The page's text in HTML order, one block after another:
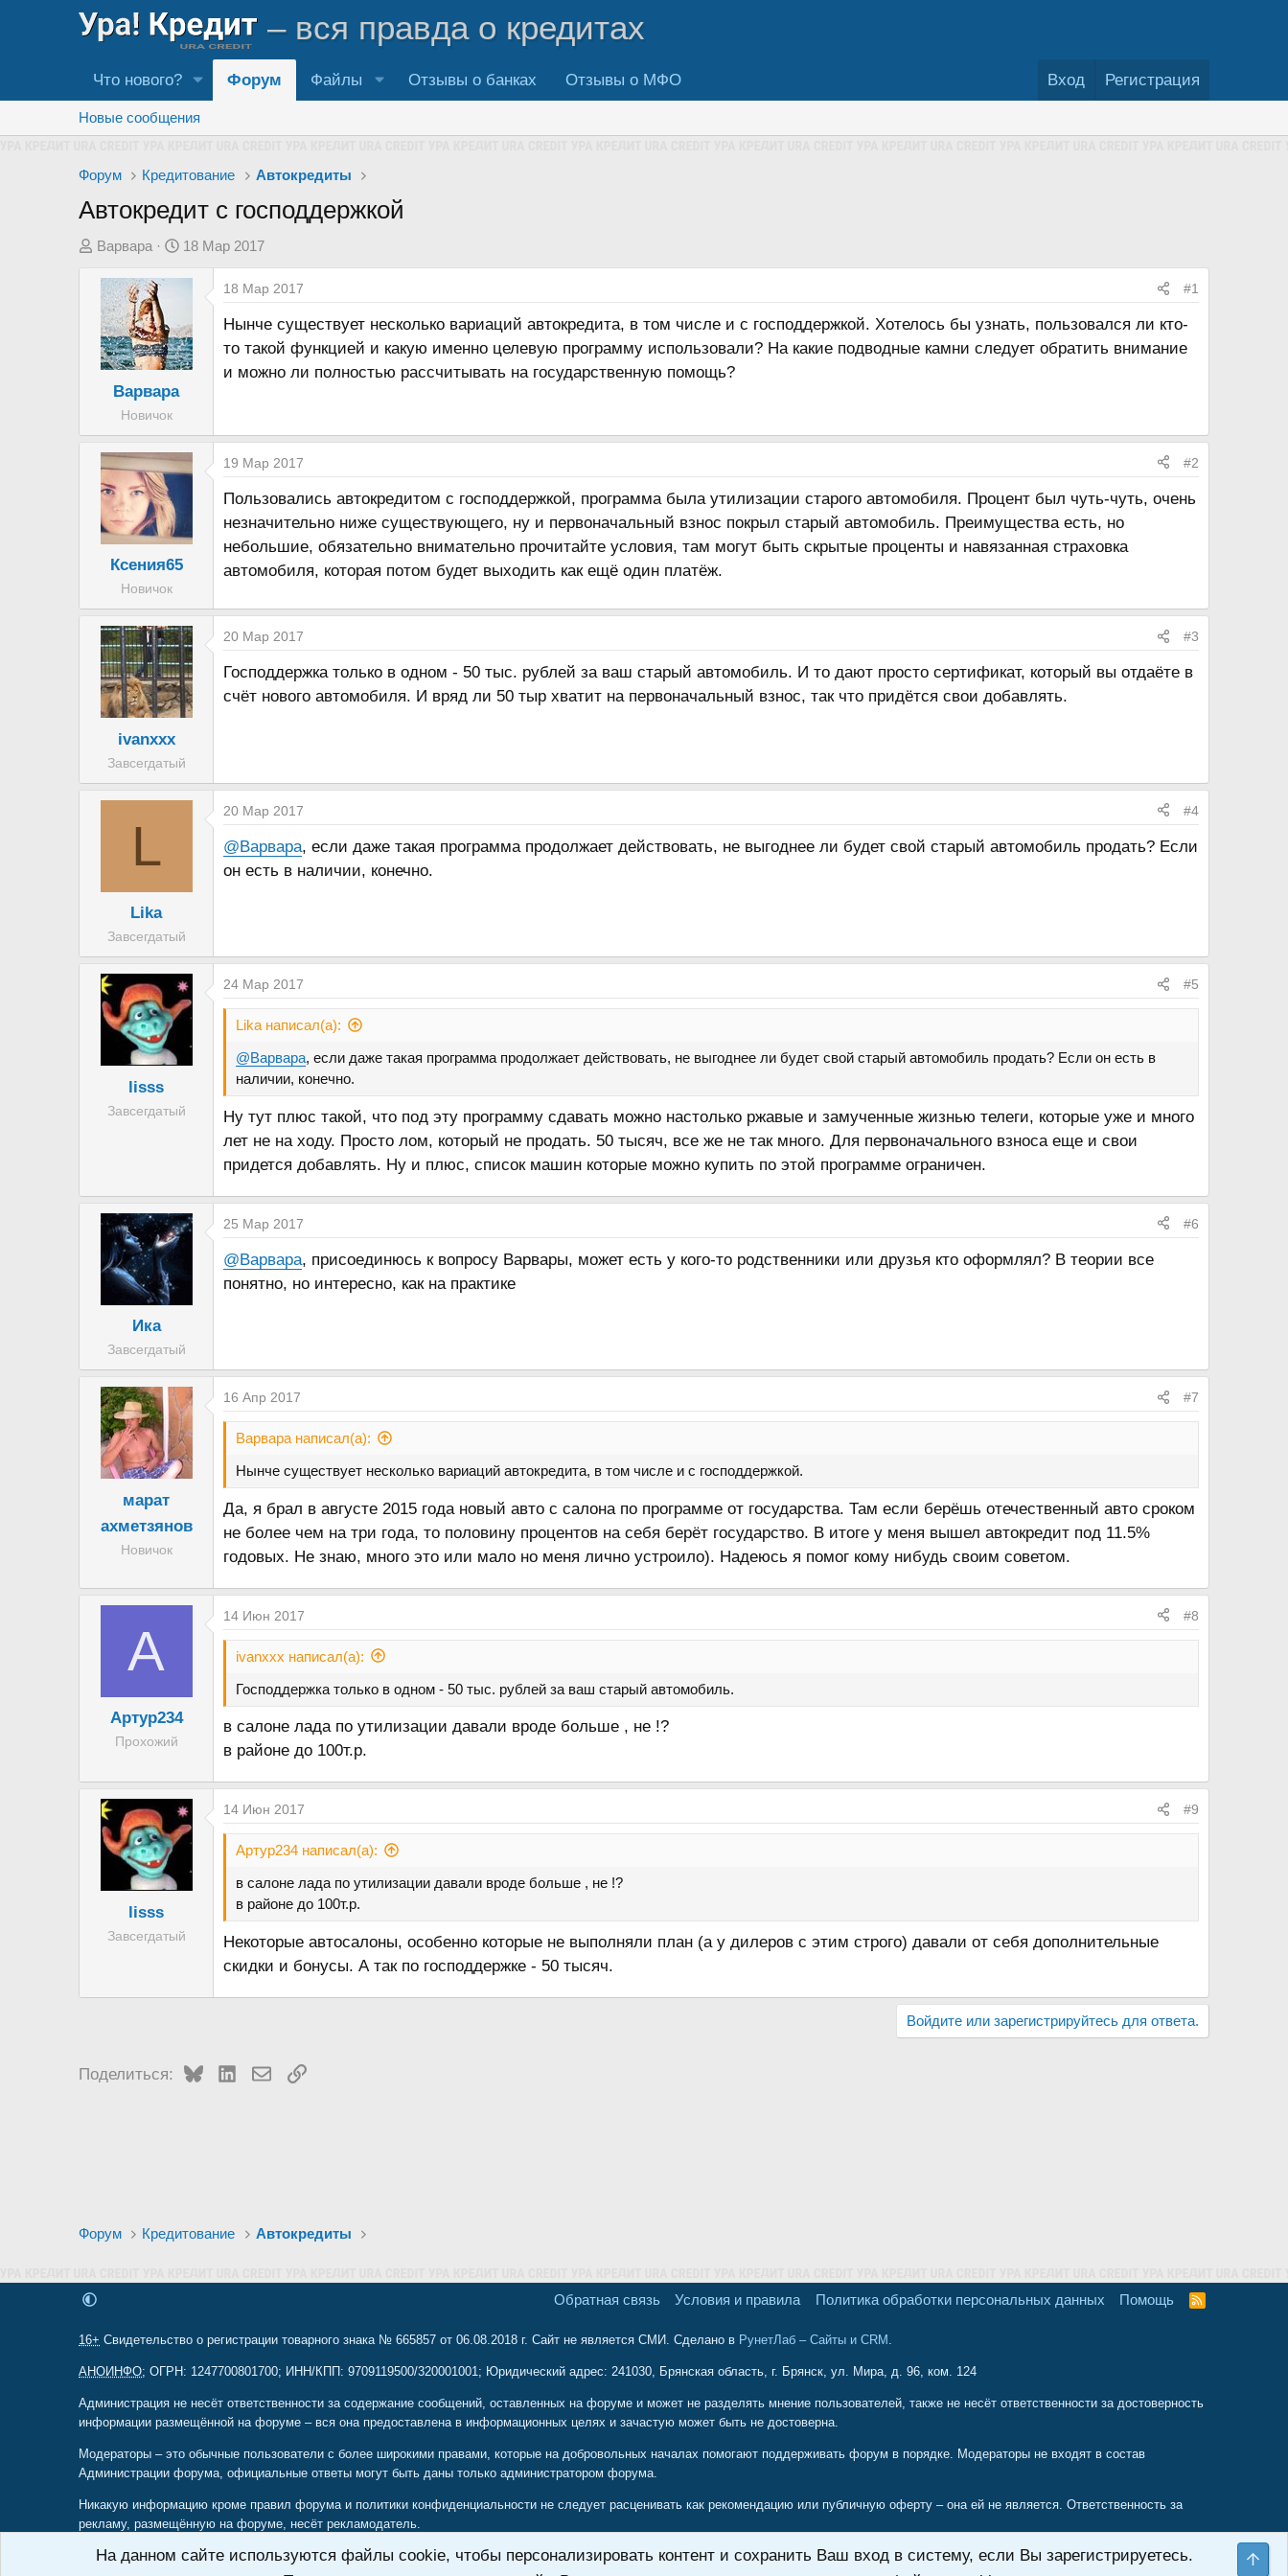
– вся правда о кредитах
Что нового? Форум Файлы Отзывы о банках Отзывы о МФО Вход Регистрация
Новые сообщения
Форум Кредитование Автокредиты
Автокредит с господдержкой
А
о
р
т
Варвара
Д
н
а
а
18 Мар 2017
Варвара
Новичок
18 Мар 2017 #1
Нынче существует несколько вариаций автокредита, в том числе и с господдержкой. Хотелось бы узнать, пользовался ли кто-
то такой функцией и какую именно целевую программу использовали? На какие подводные камни следует обратить внимание
и можно ли полностью рассчитывать на государственную помощь?
Ксения65
Новичок
19 Мар 2017 #2
Пользовались автокредитом с господдержкой, программа была утилизации старого автомобиля. Процент был чуть-чуть, очень
незначительно ниже существующего, ну и первоначальный взнос покрыл старый автомобиль. Преимущества есть, но
небольшие, обязательно внимательно прочитайте условия, там могут быть скрытые проценты и навязанная страховка
автомобиля, которая потом будет выходить как ещё один платёж.
ivanxxx
Завсегдатый
20 Мар 2017 #3
Господдержка только в одном - 50 тыс. рублей за ваш старый автомобиль. И то дают просто сертификат, который вы отдаёте в
счёт нового автомобиля. И вряд ли 50 тыр хватит на первоначальный взнос, так что придётся свои добавлять.
L
Lika
Завсегдатый
20 Мар 2017 #4
@Варвара, если даже такая программа продолжает действовать, не выгоднее ли будет свой старый автомобиль продать? Если
он есть в наличии, конечно.
lisss
Завсегдатый
24 Мар 2017 #5
Lika написал(а):
@Варвара, если даже такая программа продолжает действовать, не выгоднее ли будет свой старый автомобиль продать? Если он есть в
наличии, конечно.
Ну тут плюс такой, что под эту программу сдавать можно настолько ржавые и замученные жизнью телеги, которые уже и много
лет не на ходу. Просто лом, который не продать. 50 тысяч, все же не так много. Для первоначального взноса еще и свои
придется добавлять. Ну и плюс, список машин которые можно купить по этой программе ограничен.
Ика
Завсегдатый
25 Мар 2017 #6
@Варвара, присоединюсь к вопросу Варвары, может есть у кого-то родственники или друзья кто оформлял? В теории все
понятно, но интересно, как на практике
марат
ахметзянов
Новичок
16 Апр 2017 #7
Варвара написал(а):
Нынче существует несколько вариаций автокредита, в том числе и с господдержкой.
Да, я брал в августе 2015 года новый авто с салона по программе от государства. Там если берёшь отечественный авто сроком
не более чем на три года, то половину процентов на себя берёт государство. В итоге у меня вышел автокредит под 11.5%
годовых. Не знаю, много это или мало но меня лично устроило). Надеюсь я помог кому нибудь своим советом.
А
Артур234
Прохожий
14 Июн 2017 #8
ivanxxx написал(а):
Господдержка только в одном - 50 тыс. рублей за ваш старый автомобиль.
в салоне лада по утилизации давали вроде больше , не !?
в районе до 100т.р.
lisss
Завсегдатый
14 Июн 2017 #9
Артур234 написал(а):
в салоне лада по утилизации давали вроде больше , не !?
в районе до 100т.р.
Некоторые автосалоны, особенно которые не выполняли план (а у дилеров с этим строго) давали от себя дополнительные
скидки и бонусы. А так по господдержке - 50 тысяч.
Войдите или зарегистрируйтесь для ответа.
Поделиться: BlueskyLinkedInЭлектронная почта
Ссылка
Форум Кредитование Автокредиты
Обратная связь Условия и правила Политика обработки персональных данных Помощь
16+ Свидетельство о регистрации товарного знака № 665857 от 06.08.2018 г. Сайт не является СМИ. Сделано в РунетЛаб – Сайты и CRM .
АНОИНФО; ОГРН: 1247700801700; ИНН/КПП: 9709119500/320001001; Юридический адрес: 241030, Брянская область, г. Брянск, ул. Мира, д. 96, ком. 124
Администрация не несёт ответственности за содержание сообщений, оставленных на форуме и может не разделять мнение пользователей, также не несёт ответственности за достоверность
информации размещённой на форуме – вся она предоставлена в информационных целях и зачастую может быть не достоверна.
Модераторы – это обычные пользователи с более широкими правами, которые на добровольных началах помогают поддерживать форум в порядке. Модераторы не входят в состав
Администрации форума, официальные ответы могут быть даны только администратором форума.
Никакую информацию кроме правил форума и политики конфиденциальности не следует расценивать как рекомендацию или публичную оферту – она ей не является. Ответственность за
рекламу, размещённую на форуме, несёт рекламодатель.
Учтите что только вы несёте ответственность за последствия своих действий или бездействий выполненных по прямым или косвенным советам найденным на этом форуме, форум является
На данном сайте используются файлы cookie, чтобы персонализировать контент и сохранить Ваш вход в систему, если Вы зарегистрируетесь.